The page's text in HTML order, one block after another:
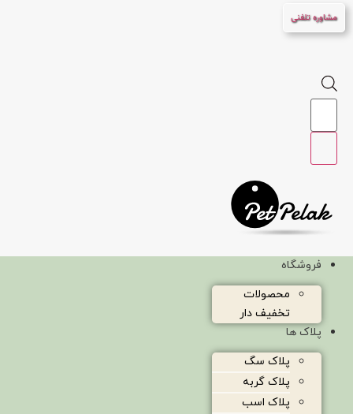
پرش
به
مشاوره تلفنی
Products
فروشگاه
محصولات
تخفیف دار
پلاک ها
پلاک سگ
پلاک گربه
پلاک اسب